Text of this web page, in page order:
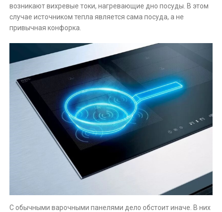
возникают вихревые токи, нагревающие дно посуды. В этом
случае источником тепла является сама посуда, а не
привычная конфорка.
С обычными варочными панелями дело обстоит иначе. В них